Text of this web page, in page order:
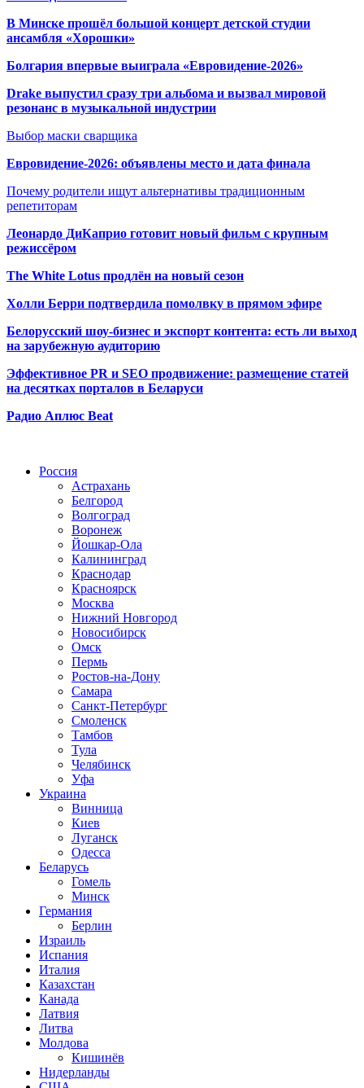
В Минске прошёл большой концерт детской студии
ансамбля «Хорошки»
Болгария впервые выиграла «Евровидение-2026»
Drake выпустил сразу три альбома и вызвал мировой
резонанс в музыкальной индустрии
Выбор маски сварщика
Евровидение-2026: объявлены место и дата финала
Почему родители ищут альтернативы традиционным
репетиторам
Леонардо ДиКаприо готовит новый фильм с крупным
режиссёром
The White Lotus продлён на новый сезон
Холли Берри подтвердила помолвку в прямом эфире
Белорусский шоу-бизнес и экспорт контента: есть ли выход
на зарубежную аудиторию
Эффективное PR и SEO продвижение: размещение статей
на десятках порталов в Беларуси
Радио Аплюс Beat
Россия
Астрахань
Белгород
Волгоград
Воронеж
Йошкар-Ола
Калининград
Краснодар
Красноярск
Москва
Нижний Новгород
Новосибирск
Омск
Пермь
Ростов-на-Дону
Самара
Санкт-Петербург
Смоленск
Тамбов
Тула
Челябинск
Уфа
Украина
Винница
Киев
Луганск
Одесса
Беларусь
Гомель
Минск
Германия
Берлин
Израиль
Испания
Италия
Казахстан
Канада
Латвия
Литва
Молдова
Кишинёв
Нидерланды